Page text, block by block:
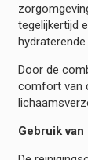
tegelijkertijd
Door de
comfort van
Gebruik